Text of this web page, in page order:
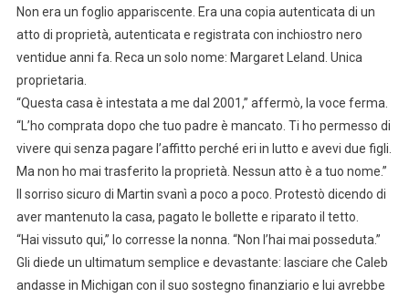
Non era un foglio appariscente. Era una copia autenticata di un
atto di proprietà, autenticata e registrata con inchiostro nero
ventidue anni fa. Reca un solo nome: Margaret Leland. Unica
proprietaria.
“Questa casa è intestata a me dal 2001,” affermò, la voce ferma.
“L’ho comprata dopo che tuo padre è mancato. Ti ho permesso di
vivere qui senza pagare l’affitto perché eri in lutto e avevi due figli.
Ma non ho mai trasferito la proprietà. Nessun atto è a tuo nome.”
Il sorriso sicuro di Martin svanì a poco a poco. Protestò dicendo di
aver mantenuto la casa, pagato le bollette e riparato il tetto.
“Hai vissuto qui,” lo corresse la nonna. “Non l’hai mai posseduta.”
Gli diede un ultimatum semplice e devastante: lasciare che Caleb
andasse in Michigan con il suo sostegno finanziario e lui avrebbe